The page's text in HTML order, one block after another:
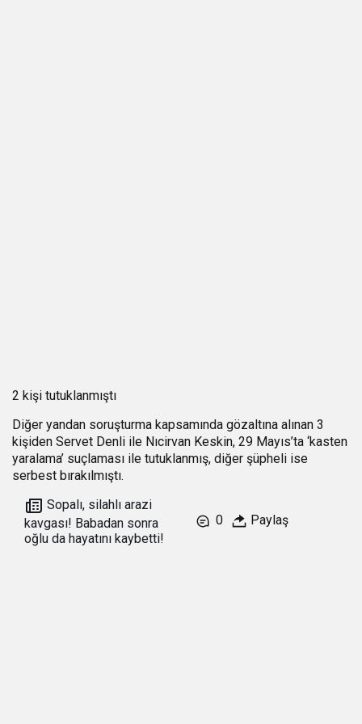
2 kişi tutuklanmıştı
Diğer yandan soruşturma kapsamında gözaltına alınan 3
kişiden Servet Denli ile Nıcirvan Keskin, 29 Mayıs’ta ‘kasten
yaralama’ suçlaması ile tutuklanmış, diğer şüpheli ise
serbest bırakılmıştı.
Sopalı, silahlı arazi
kavgası! Babadan sonra
oğlu da hayatını kaybetti!
0 Paylaş